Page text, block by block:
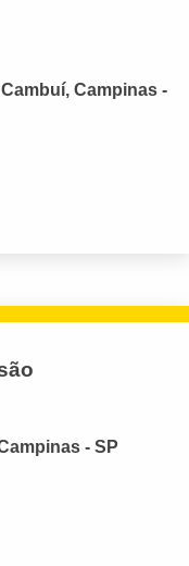
Campinas -
- SP